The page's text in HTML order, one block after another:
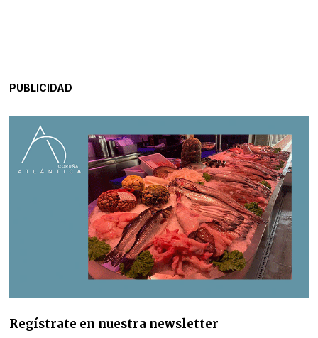
PUBLICIDAD
Regístrate en nuestra newsletter